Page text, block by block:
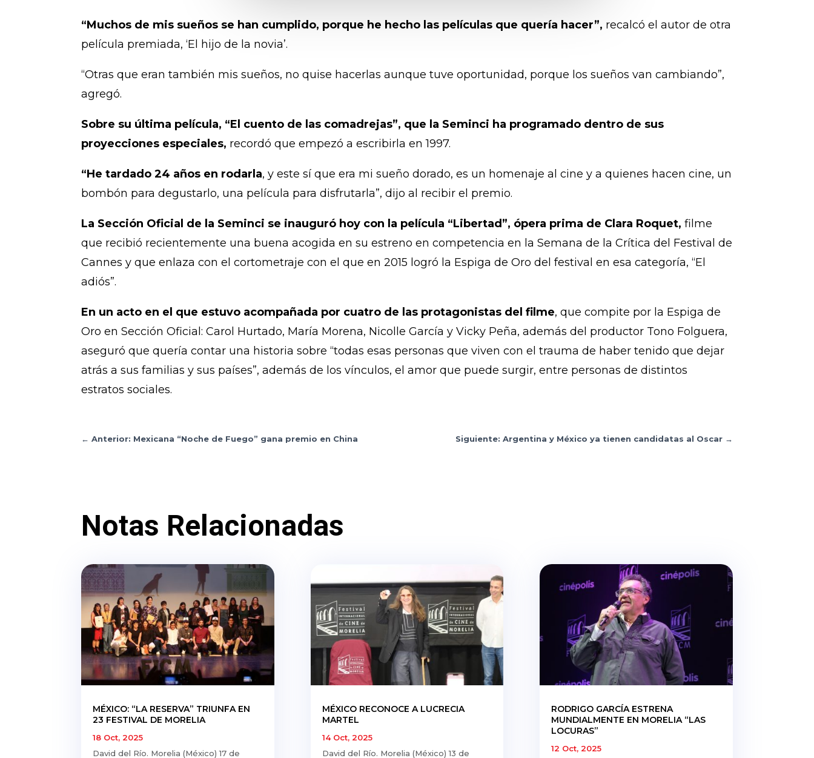
“Muchos de mis sueños se han cumplido, porque he hecho las películas que quería hacer”, recalcó el autor de otra
película premiada, ‘El hijo de la novia’.
“Otras que eran también mis sueños, no quise hacerlas aunque tuve oportunidad, porque los sueños van cambiando”,
agregó.
Sobre su última película, “El cuento de las comadrejas”, que la Seminci ha programado dentro de sus
proyecciones especiales, recordó que empezó a escribirla en 1997.
“He tardado 24 años en rodarla, y este sí que era mi sueño dorado, es un homenaje al cine y a quienes hacen cine, un
bombón para degustarlo, una película para disfrutarla”, dijo al recibir el premio.
La Sección Oficial de la Seminci se inauguró hoy con la película “Libertad”, ópera prima de Clara Roquet, filme
que recibió recientemente una buena acogida en su estreno en competencia en la Semana de la Crítica del Festival de
Cannes y que enlaza con el cortometraje con el que en 2015 logró la Espiga de Oro del festival en esa categoría, “El
adiós”.
En un acto en el que estuvo acompañada por cuatro de las protagonistas del filme, que compite por la Espiga de
Oro en Sección Oficial: Carol Hurtado, María Morena, Nicolle García y Vicky Peña, además del productor Tono Folguera,
aseguró que quería contar una historia sobre “todas esas personas que viven con el trauma de haber tenido que dejar
atrás a sus familias y sus países”, además de los vínculos, el amor que puede surgir, entre personas de distintos
estratos sociales.
←Anterior: Mexicana “Noche de Fuego” gana premio en China Siguiente: Argentina y México ya tienen candidatas al Oscar→
Notas Relacionadas
MÉXICO: “LA RESERVA” TRIUNFA EN
23 FESTIVAL DE MORELIA
18 Oct, 2025
David del Río. Morelia (México) 17 de
MÉXICO RECONOCE A LUCRECIA
MARTEL
14 Oct, 2025
David del Río. Morelia (México) 13 de
RODRIGO GARCÍA ESTRENA
MUNDIALMENTE EN MORELIA “LAS
LOCURAS”
12 Oct, 2025